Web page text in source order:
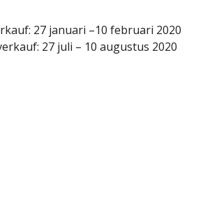
27 januari –10 februari 2020
27 juli – 10 augustus 2020